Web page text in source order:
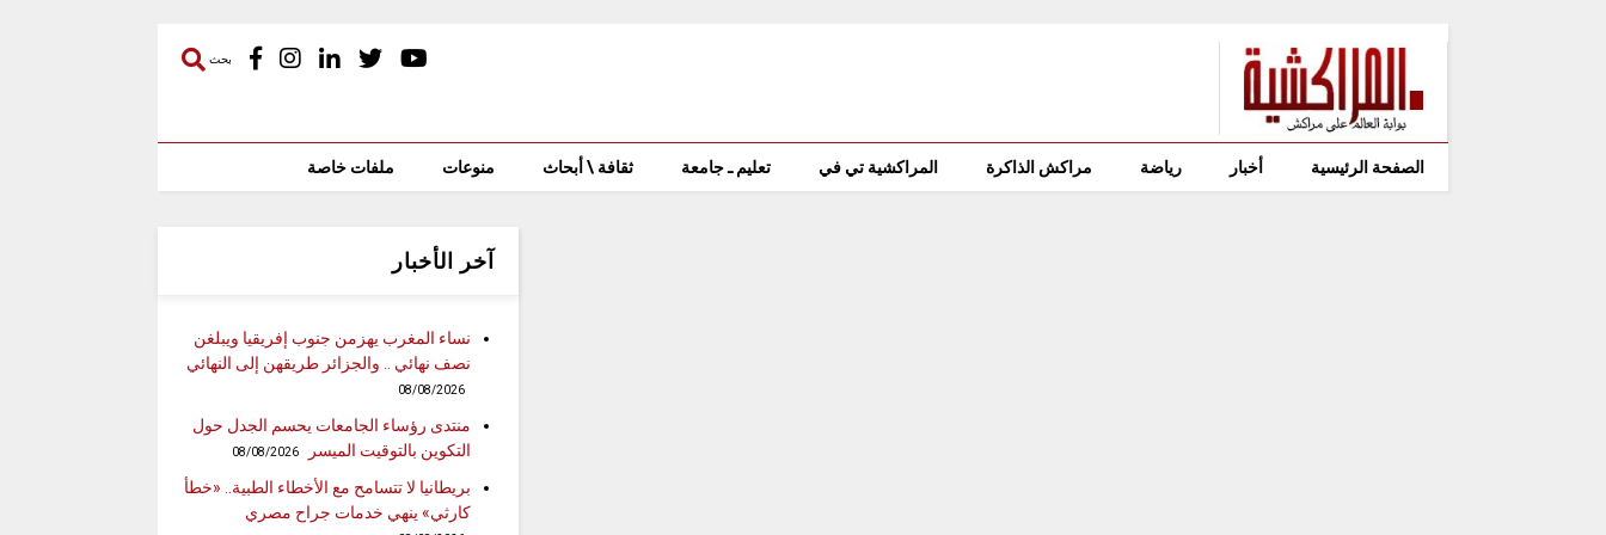
بحث
الصفحة الرئيسية أخبار رياضة مراكش الذاكرة المراكشية تي في تعليم ـ جامعة ثقافة \ أبحاث منوعات ملفات خاصة
آخر الأخبار
نساء المغرب يهزمن جنوب إفريقيا ويبلغن
نصف نهائي .. والجزائر طريقهن إلى النهائي
08/08/2026
منتدى رؤساء الجامعات يحسم الجدل حول
التكوين بالتوقيت الميسر
08/08/2026
بريطانيا لا تتسامح مع الأخطاء الطبية.. «خطأ
كارثي» ينهي خدمات جراح مصري